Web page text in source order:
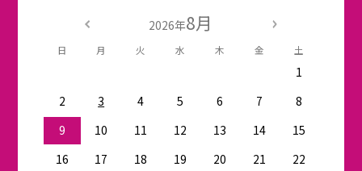
2026年8月
日 月 火 水 木 金 土
1
2
3 4 5 6 7
8
9
10 11 12 13 14
15
16
17 18 19 20 21
22